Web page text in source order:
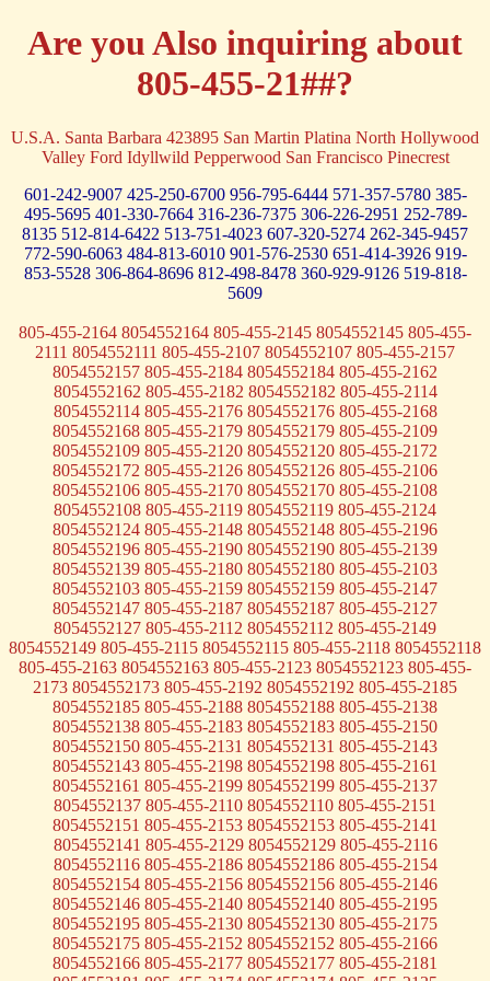
Are you Also inquiring about
805-455-21##?
U.S.A. Santa Barbara 423895 San Martin Platina North Hollywood
Valley Ford Idyllwild Pepperwood San Francisco Pinecrest
601-242-9007 425-250-6700 956-795-6444 571-357-5780 385-
495-5695 401-330-7664 316-236-7375 306-226-2951 252-789-
8135 512-814-6422 513-751-4023 607-320-5274 262-345-9457
772-590-6063 484-813-6010 901-576-2530 651-414-3926 919-
853-5528 306-864-8696 812-498-8478 360-929-9126 519-818-
5609
805-455-2164 8054552164 805-455-2145 8054552145 805-455-
2111 8054552111 805-455-2107 8054552107 805-455-2157
8054552157 805-455-2184 8054552184 805-455-2162
8054552162 805-455-2182 8054552182 805-455-2114
8054552114 805-455-2176 8054552176 805-455-2168
8054552168 805-455-2179 8054552179 805-455-2109
8054552109 805-455-2120 8054552120 805-455-2172
8054552172 805-455-2126 8054552126 805-455-2106
8054552106 805-455-2170 8054552170 805-455-2108
8054552108 805-455-2119 8054552119 805-455-2124
8054552124 805-455-2148 8054552148 805-455-2196
8054552196 805-455-2190 8054552190 805-455-2139
8054552139 805-455-2180 8054552180 805-455-2103
8054552103 805-455-2159 8054552159 805-455-2147
8054552147 805-455-2187 8054552187 805-455-2127
8054552127 805-455-2112 8054552112 805-455-2149
8054552149 805-455-2115 8054552115 805-455-2118 8054552118
805-455-2163 8054552163 805-455-2123 8054552123 805-455-
2173 8054552173 805-455-2192 8054552192 805-455-2185
8054552185 805-455-2188 8054552188 805-455-2138
8054552138 805-455-2183 8054552183 805-455-2150
8054552150 805-455-2131 8054552131 805-455-2143
8054552143 805-455-2198 8054552198 805-455-2161
8054552161 805-455-2199 8054552199 805-455-2137
8054552137 805-455-2110 8054552110 805-455-2151
8054552151 805-455-2153 8054552153 805-455-2141
8054552141 805-455-2129 8054552129 805-455-2116
8054552116 805-455-2186 8054552186 805-455-2154
8054552154 805-455-2156 8054552156 805-455-2146
8054552146 805-455-2140 8054552140 805-455-2195
8054552195 805-455-2130 8054552130 805-455-2175
8054552175 805-455-2152 8054552152 805-455-2166
8054552166 805-455-2177 8054552177 805-455-2181